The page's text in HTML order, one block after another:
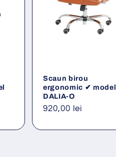
Scaun birou
ergonomic ✔ model
DALIA-O
Preț
920,00 lei